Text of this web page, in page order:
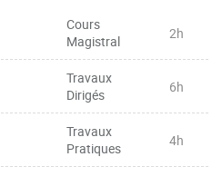
Cours
Magistral
2h
Travaux
Dirigés
6h
Travaux
Pratiques
4h